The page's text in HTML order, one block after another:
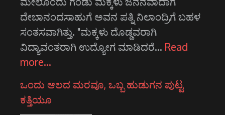
ದೇಬಾನಂದಸಾಹುಗೆ ಅವನ ಪತ್ನಿ ನಿಲಾಂದ್ರಿಗೆ ಬಹಳ
ಸಂತಸವಾಗಿತ್ತು. "ಮಕ್ಕಳು ದೊಡ್ಡವರಾಗಿ
ವಿದ್ಯಾವಂತರಾಗಿ ಉದ್ಯೋಗ ಮಾಡಿದರೆ… Read
more…
ಒಂದು ಆಲದ ಮರವೂ, ಒಬ್ಬ ಹುಡುಗನ ಪುಟ್ಟ
ಕತ್ತಿಯೂ